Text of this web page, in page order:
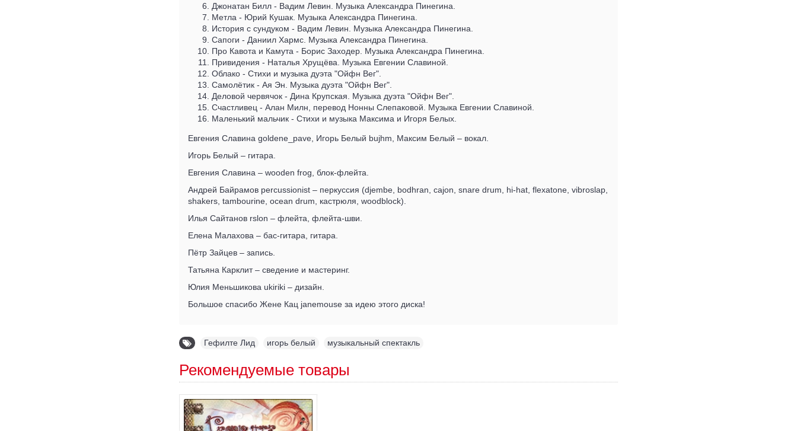
Джонатан Билл - Вадим Левин. Музыка Александра Пинегина.
Метла - Юрий Кушак. Музыка Александра Пинегина.
История с сундуком - Вадим Левин. Музыка Александра Пинегина.
Сапоги - Даниил Хармс. Музыка Александра Пинегина.
Про Кавота и Камута - Борис Заходер. Музыка Александра Пинегина.
Привидения - Наталья Хрущёва. Музыка Евгении Славиной.
Облако - Стихи и музыка дуэта "Ойфн Вег".
Самолётик - Ая Эн. Музыка дуэта "Ойфн Вег".
Деловой червячок - Дина Крупская. Музыка дуэта "Ойфн Вег".
Счастливец - Алан Милн, перевод Нонны Слепаковой. Музыка Евгении Славиной.
Маленький мальчик - Стихи и музыка Максима и Игоря Белых.
Евгения Славина goldene_pave, Игорь Белый bujhm, Максим Белый – вокал.
Игорь Белый – гитара.
Евгения Славина – wooden frog, блок-флейта.
Андрей Байрамов percussionist – перкуссия (djembe, bodhran, cajon, snare drum, hi-hat, flexatone, vibroslap,
shakers, tambourine, ocean drum, кастрюля, woodblock).
Илья Сайтанов rslon – флейта, флейта-шви.
Елена Малахова – бас-гитара, гитара.
Пётр Зайцев – запись.
Татьяна Карклит – сведение и мастеринг.
Юлия Меньшикова ukiriki – дизайн.
Большое спасибо Жене Кац janemouse за идею этого диска!
Гефилте Лид игорь белый музыкальный спектакль
Рекомендуемые товары